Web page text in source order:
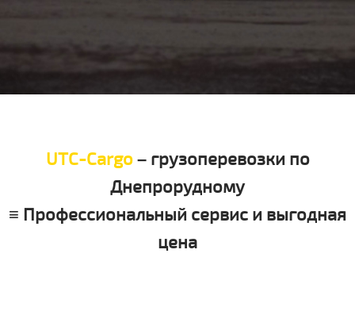
UTC-Cargo– грузоперевозки по
Днепрорудному
≡ Профессиональный сервис и выгодная
цена